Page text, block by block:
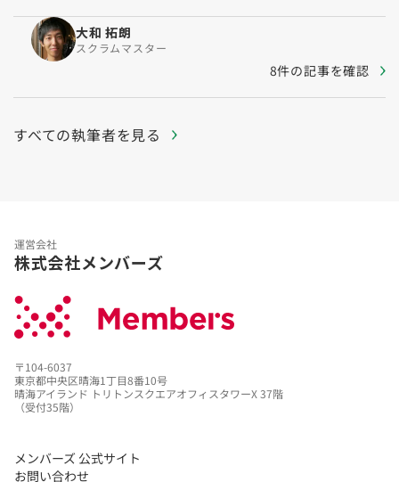
大和 拓朗
スクラムマスター
8件の記事を確認
すべての執筆者を見る
運営会社
株式会社メンバーズ
〒104-6037
東京都中央区晴海1丁目8番10号
晴海アイランド トリトンスクエアオフィスタワーX 37階
（受付35階）
メンバーズ 公式サイト
お問い合わせ